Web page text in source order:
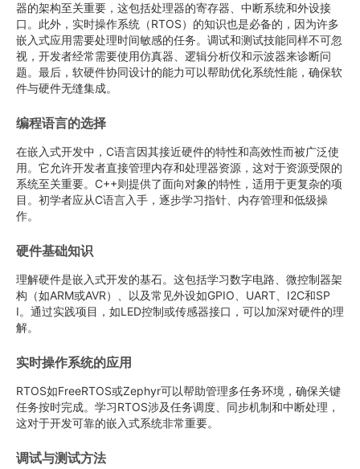
器的架构至关重要，这包括处理器的寄存器、中断系统和外设接
口。此外，实时操作系统（RTOS）的知识也是必备的，因为许多
嵌入式应用需要处理时间敏感的任务。调试和测试技能同样不可忽
视，开发者经常需要使用仿真器、逻辑分析仪和示波器来诊断问
题。最后，软硬件协同设计的能力可以帮助优化系统性能，确保软
件与硬件无缝集成。
编程语言的选择
在嵌入式开发中，C语言因其接近硬件的特性和高效性而被广泛使
用。它允许开发者直接管理内存和处理器资源，这对于资源受限的
系统至关重要。C++则提供了面向对象的特性，适用于更复杂的项
目。初学者应从C语言入手，逐步学习指针、内存管理和低级操
作。
硬件基础知识
理解硬件是嵌入式开发的基石。这包括学习数字电路、微控制器架
构（如ARM或AVR）、以及常见外设如GPIO、UART、I2C和SP
I。通过实践项目，如LED控制或传感器接口，可以加深对硬件的理
解。
实时操作系统的应用
RTOS如FreeRTOS或Zephyr可以帮助管理多任务环境，确保关键
任务按时完成。学习RTOS涉及任务调度、同步机制和中断处理，
这对于开发可靠的嵌入式系统非常重要。
调试与测试方法